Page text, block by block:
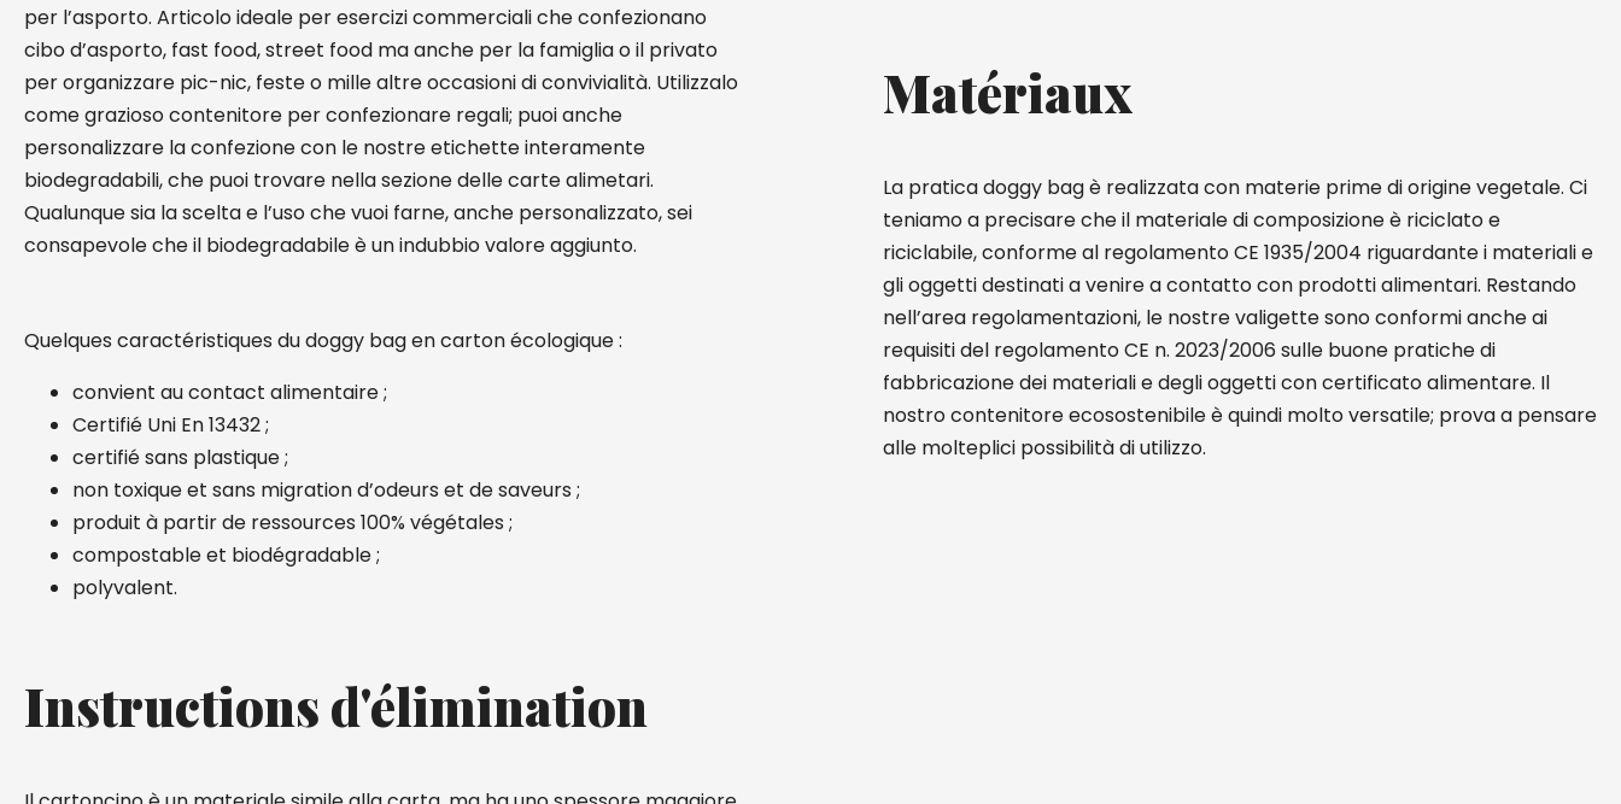
per l’asporto. Articolo ideale per esercizi commerciali che confezionano
cibo d’asporto, fast food, street food ma anche per la famiglia o il privato
per organizzare pic-nic, feste o mille altre occasioni di convivialità. Utilizzalo
come grazioso contenitore per confezionare regali; puoi anche
personalizzare la confezione con le nostre etichette interamente
biodegradabili, che puoi trovare nella sezione delle carte alimetari.
Qualunque sia la scelta e l’uso che vuoi farne, anche personalizzato, sei
consapevole che il biodegradabile è un indubbio valore aggiunto.
Quelques caractéristiques du doggy bag en carton écologique :
convient au contact alimentaire ;
Certifié Uni En 13432 ;
certifié sans plastique ;
non toxique et sans migration d’odeurs et de saveurs ;
produit à partir de ressources 100% végétales ;
compostable et biodégradable ;
polyvalent.
Instructions d'élimination
Matériaux
La pratica doggy bag è realizzata con materie prime di origine vegetale. Ci
teniamo a precisare che il materiale di composizione è riciclato e
riciclabile, conforme al regolamento CE 1935/2004 riguardante i materiali e
gli oggetti destinati a venire a contatto con prodotti alimentari. Restando
nell’area regolamentazioni, le nostre valigette sono conformi anche ai
requisiti del regolamento CE n. 2023/2006 sulle buone pratiche di
fabbricazione dei materiali e degli oggetti con certificato alimentare. Il
nostro contenitore ecosostenibile è quindi molto versatile; prova a pensare
alle molteplici possibilità di utilizzo.